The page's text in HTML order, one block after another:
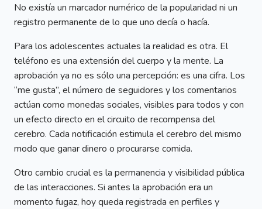
No existía un marcador numérico de la popularidad ni un
registro permanente de lo que uno decía o hacía.
Para los adolescentes actuales la realidad es otra. El
teléfono es una extensión del cuerpo y la mente. La
aprobación ya no es sólo una percepción: es una cifra. Los
“me gusta”, el número de seguidores y los comentarios
actúan como monedas sociales, visibles para todos y con
un efecto directo en el circuito de recompensa del
cerebro. Cada notificación estimula el cerebro del mismo
modo que ganar dinero o procurarse comida.
Otro cambio crucial es la permanencia y visibilidad pública
de las interacciones. Si antes la aprobación era un
momento fugaz, hoy queda registrada en perfiles y